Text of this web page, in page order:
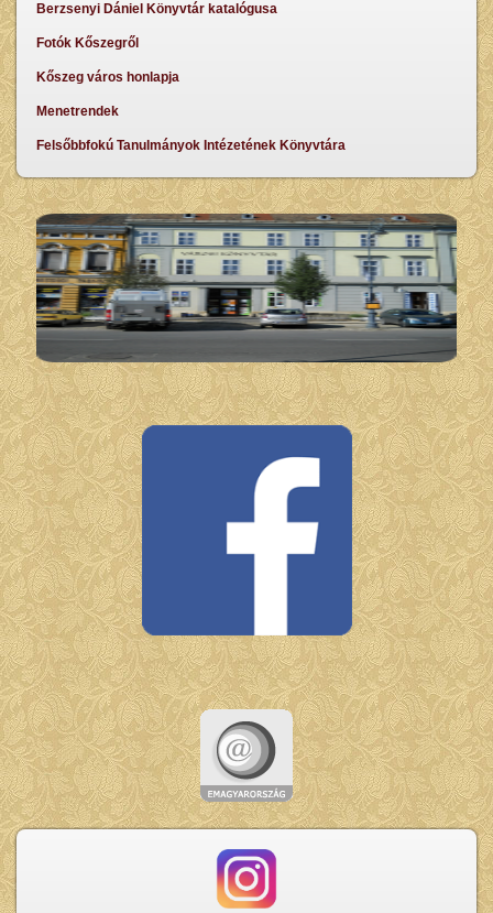
Berzsenyi Dániel Könyvtár katalógusa
Fotók Kőszegről
Kőszeg város honlapja
Menetrendek
Felsőbbfokú Tanulmányok Intézetének Könyvtára